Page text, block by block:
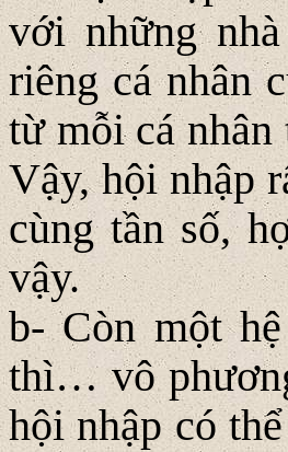
với những
riêng cá nhân
từ mỗi cá nhân
Vậy, hội nhập
cùng tần số,
vậy.
b- Còn một
thì… vô
hội nhập có